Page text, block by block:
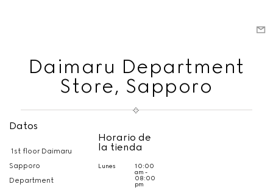
Daimaru Department
Store, Sapporo
Datos
1st floor Daimaru
Sapporo
Department
Horario de
la tienda
Lunes 10:00
am -
08:00
pm